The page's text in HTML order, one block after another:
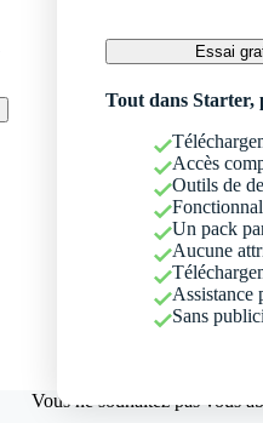
Essai
Tout dans Starter,
Accès
Outils de
Un pack
Aucune
Assistance
Sans
Vous ne souhaitez pas vous